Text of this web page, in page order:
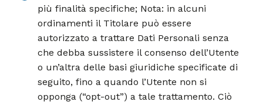
più finalità specifiche; Nota: in alcuni
ordinamenti il Titolare può essere
autorizzato a trattare Dati Personali senza
che debba sussistere il consenso dell’Utente
o un’altra delle basi giuridiche specificate di
seguito, fino a quando l’Utente non si
opponga (“opt-out”) a tale trattamento. Ciò